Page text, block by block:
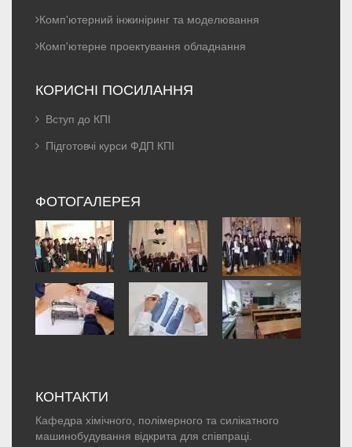
Комп'ютерний інжиніринг та моделювання
Комп'ютерне проектування обладнання
КОРИСНІ ПОСИЛАННЯ
Вступ до КПІ
Підготовчі курси ФДП КПІ
ФОТОГАЛЕРЕЯ
КОНТАКТИ
Кафедра хімічного, полімерного та силікатного
машинобудування відкрита для співпраці.